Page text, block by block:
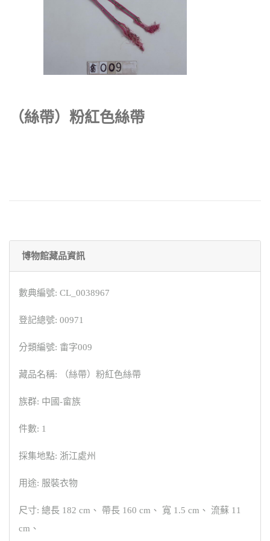
（絲帶）粉紅色絲帶
博物館藏品資訊
數典編號: CL_0038967
登記總號: 00971
分類編號: 畬字009
藏品名稱: （絲帶）粉紅色絲帶
族群: 中國-畲族
件數: 1
採集地點: 浙江處州
用途: 服裝衣物
尺寸: 總長 182 cm、 帶長 160 cm、 寬 1.5 cm、 流蘇 11
cm、